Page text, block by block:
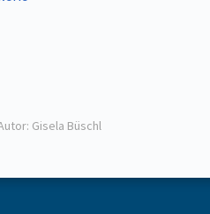
Gisela Büschl